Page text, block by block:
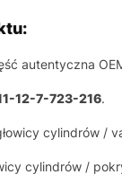
autentyczna
12-7-723-216.
cylindrów /
cylindrów /